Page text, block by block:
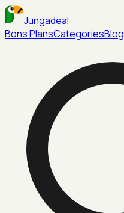
Jungadeal
Bons PlansCategoriesBlog